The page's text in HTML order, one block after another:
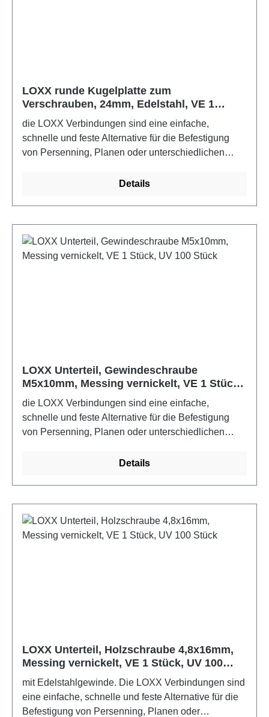
LOXX runde Kugelplatte zum
Verschrauben, 24mm, Edelstahl, VE 1
Stück, UV 100 Stück
die LOXX Verbindungen sind eine einfache,
schnelle und feste Alternative für die Befestigung
von Persenning, Planen oder unterschiedlichen
Edelstahlausführungen verwendet werden.Farbe:
Details
LOXX Unterteil, Gewindeschraube
M5x10mm, Messing vernickelt, VE 1 Stück,
UV 100 Stück
die LOXX Verbindungen sind eine einfache,
schnelle und feste Alternative für die Befestigung
von Persenning, Planen oder unterschiedlichen
Edelstahlausführungen verwendet werden.Farbe:
Details
LOXX Unterteil, Holzschraube 4,8x16mm,
Messing vernickelt, VE 1 Stück, UV 100
Stück
mit Edelstahlgewinde. Die LOXX Verbindungen sind
eine einfache, schnelle und feste Alternative für die
Befestigung von Persenning, Planen oder